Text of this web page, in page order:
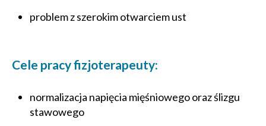
problem z szerokim otwarciem ust
Cele pracy fizjoterapeuty:
normalizacja napięcia mięśniowego oraz ślizgu
stawowego